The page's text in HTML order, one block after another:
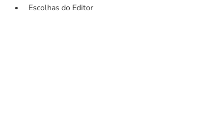
Escolhas do Editor